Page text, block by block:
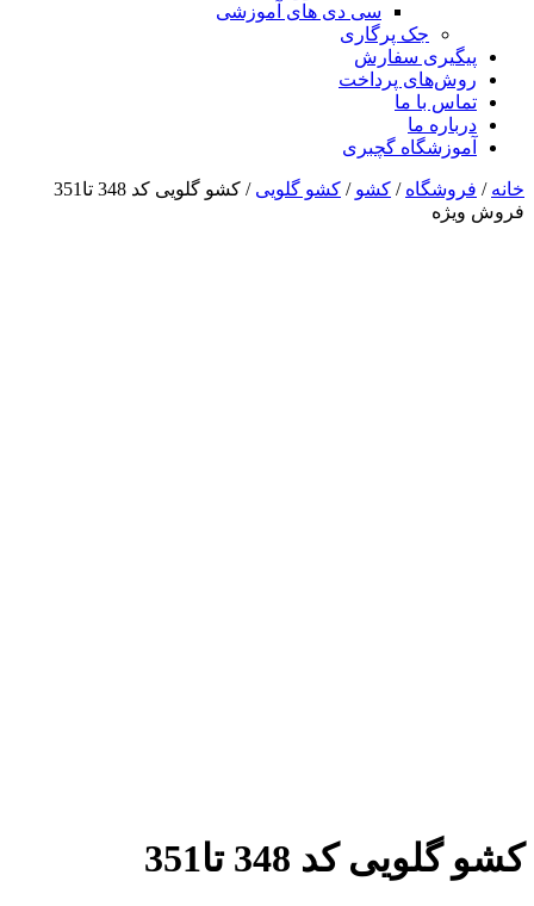
سی دی های آموزشی
جک پرگاری
پیگیری سفارش
روش‌های پرداخت
تماس با ما
درباره ما
آموزشگاه گچبری
خانه / فروشگاه / کشو / کشو گلویی / کشو گلویی کد 348 تا351
فروش ویژه
کشو گلویی کد 348 تا351